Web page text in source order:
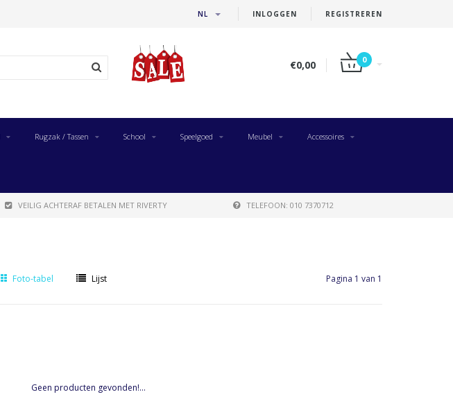
INLOGGEN REGISTREREN
NL
€0,00 0
Rugzak / Tassen School Speelgoed Meubel Accessoires
VEILIG ACHTERAF BETALEN MET RIVERTY TELEFOON: 010 7370712
Foto-tabel Lijst Pagina 1 van 1
Geen producten gevonden!...